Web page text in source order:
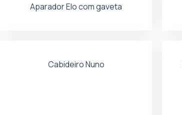
Aparador Elo com gaveta
Cabideiro Nuno